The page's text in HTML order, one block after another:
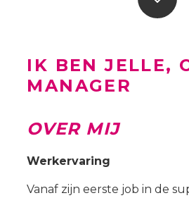
IK BEN JELLE,
MANAGER
OVER MIJ
Werkervaring
Vanaf zijn eerste job in de